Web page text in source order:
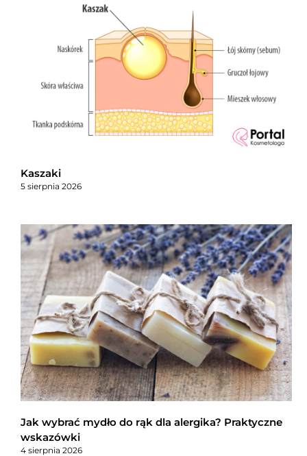
Kaszaki
5 sierpnia 2026
Jak wybrać mydło do rąk dla alergika? Praktyczne
wskazówki
4 sierpnia 2026